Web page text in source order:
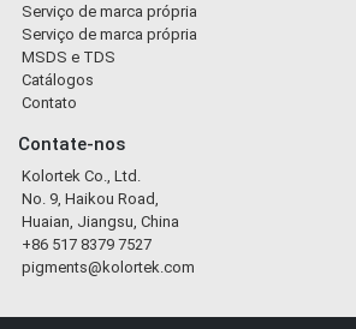
Serviço de marca própria
Serviço de marca própria
MSDS e TDS
Catálogos
Contato
Contate-nos
Kolortek Co., Ltd.
No. 9, Haikou Road,
Huaian, Jiangsu, China
+86 517 8379 7527
pigments@kolortek.com